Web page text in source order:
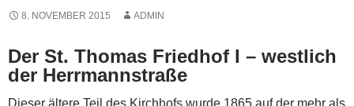
8. NOVEMBER 2015 ADMIN
Der St. Thomas Friedhof I – westlich
der Herrmannstraße
Dieser ältere Teil des Kirchhofs wurde 1865 auf der mehr als